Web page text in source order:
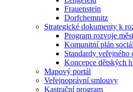
Frauenstein
Dorfchemnitz
Strategické dokumenty k
Program rozvoje
Komunitní plán
Standardy veřejného
Koncepce dětských
Mapový portál
Veřejnoprávní smlouvy
Kastrační program